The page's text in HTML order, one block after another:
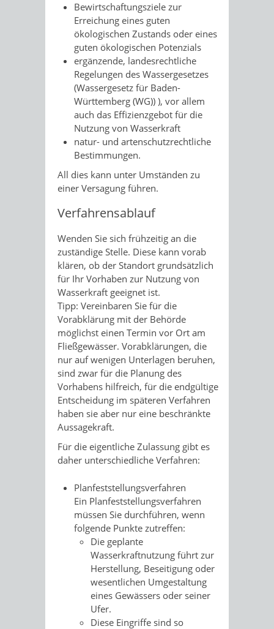
Bewirtschaftungsziele zur
Erreichung eines guten
ökologischen Zustands oder eines
guten ökologischen Potenzials
ergänzende, landesrechtliche
Regelungen des Wassergesetzes
(Wassergesetz für Baden-
Württemberg (WG)) ), vor allem
auch das Effizienzgebot für die
Nutzung von Wasserkraft
natur- und artenschutzrechtliche
Bestimmungen.
All dies kann unter Umständen zu
einer Versagung führen.
Verfahrensablauf
Wenden Sie sich frühzeitig an die
zuständige Stelle. Diese kann vorab
klären, ob der Standort grundsätzlich
für Ihr Vorhaben zur Nutzung von
Wasserkraft geeignet ist.
Tipp: Vereinbaren Sie für die
Vorabklärung mit der Behörde
möglichst einen Termin vor Ort am
Fließgewässer. Vorabklärungen, die
nur auf wenigen Unterlagen beruhen,
sind zwar für die Planung des
Vorhabens hilfreich, für die endgültige
Entscheidung im späteren Verfahren
haben sie aber nur eine beschränkte
Aussagekraft.
Für die eigentliche Zulassung gibt es
daher unterschiedliche Verfahren:
Planfeststellungsverfahren
Ein Planfeststellungsverfahren
müssen Sie durchführen, wenn
folgende Punkte zutreffen:
Die geplante
Wasserkraftnutzung führt zur
Herstellung, Beseitigung oder
wesentlichen Umgestaltung
eines Gewässers oder seiner
Ufer.
Diese Eingriffe sind so